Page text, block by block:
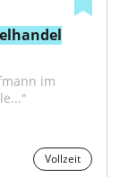
Vollzeit